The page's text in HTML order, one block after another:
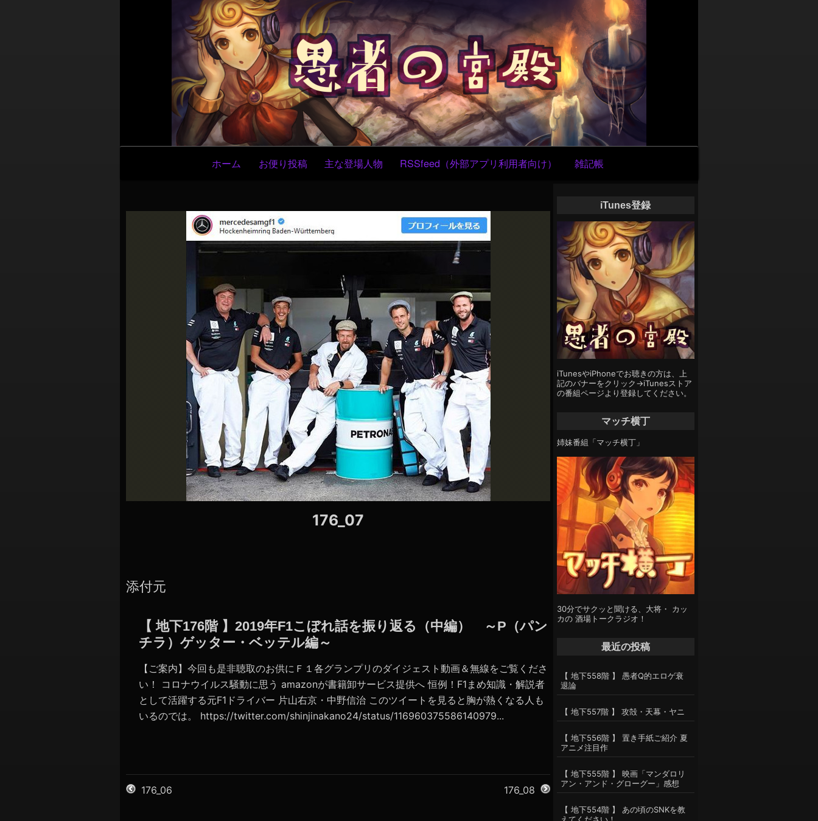
ン
テ
ン
ツ
へ
ス
キ
ッ
プ
ナ
ビ
ゲ
ー
シ
ョ
ン
ホーム お便り投稿 主な登場人物 RSSfeed（外部アプリ利用者向け） 雑記帳
176_07
添付元
【 地下176階 】2019年F1こぼれ話を振り返る（中編） ～P（パン
チラ）ゲッター・ベッテル編～
【ご案内】今回も是非聴取のお供にＦ１各グランプリのダイジェスト動画＆無線をご覧くださ
い！ コロナウイルス騒動に思う amazonが書籍卸サービス提供へ 恒例！F1まめ知識・解説者
として活躍する元F1ドライバー 片山右京・中野信治 このツイートを見ると胸が熱くなる人も
いるのでは。 https://twitter.com/shinjinakano24/status/116960375586140979...
176_06 176_08
iTunes登録
iTunesやiPhoneでお聴きの方は、上
記のバナーをクリック→iTunesストア
の番組ページより登録してください。
マッチ横丁
姉妹番組「マッチ横丁」
30分でサクッと聞ける、大将・ カッ
カの 酒場トークラジオ！
最近の投稿
【 地下558階 】 愚者Q的エロゲ衰
退論
【 地下557階 】 攻殻・天幕・ヤニ
【 地下556階 】 置き手紙ご紹介 夏
アニメ注目作
【 地下555階 】 映画「マンダロリ
アン・アンド・グローグー」感想
【 地下554階 】 あの頃のSNKを教